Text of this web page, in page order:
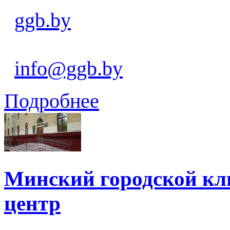
ggb.by
info@ggb.by
Подробнее
Минский городской
центр